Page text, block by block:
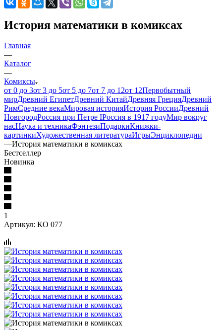
История математики в комиксах
Главная
—
Каталог
—
Комиксы
от 0 до 3от 3 до 5от 5 до 7от 7 до 12от 12Первобытный
мирДревний ЕгипетДревний КитайДревняя ГрецияДревний
РимСредние векаМировая историяИстория РоссииДревний
НовгородРоссия при Петре IРоссия в 1917 годуМир вокруг
насНаука и техникаФэнтезиПодаркиКнижки-
картинкиХудожественная литератураИгрыЭнциклопедии
—История математики в комиксах
Бестселлер
Новинка
1
Артикул: КО 077